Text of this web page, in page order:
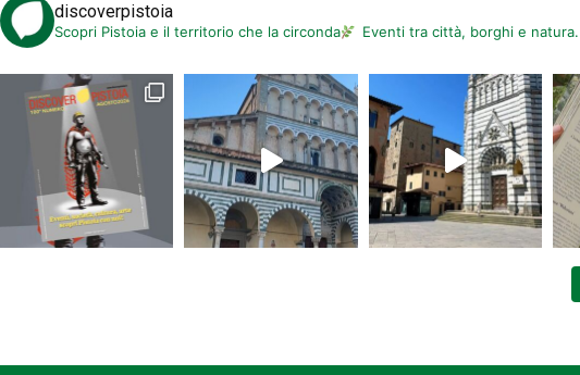
discoverpistoia
Scopri Pistoia e il territorio che la circonda Eventi tra città, borghi e